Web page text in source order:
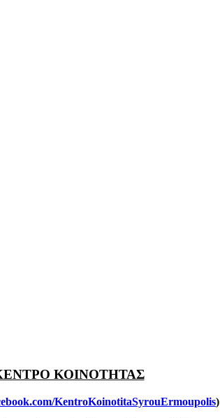
ΚΟΙΝΟΤΗΤΑΣ
KentroKoinotitaSyrouErmoupolis)